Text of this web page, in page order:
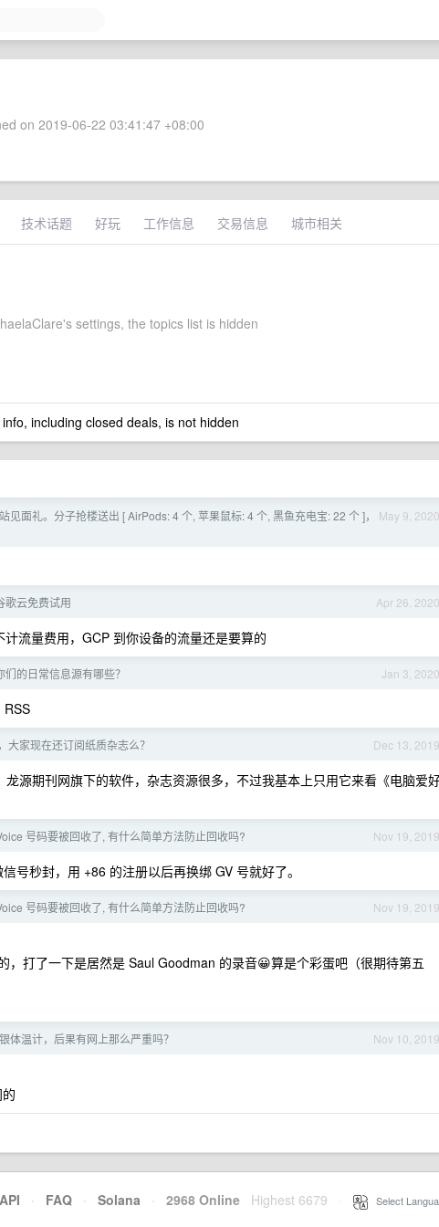
on 2019-06-22 03:41:47 +08:00
技术话题 好玩 工作信息 交易信息 城市相关
settings, the topics list is hidden
including closed deals, is not hidden
May 9, 2020
见面礼。分子抢楼送出 [ AirPods: 4 个, 苹果鼠标: 4 个, 黑鱼充电宝: 22 个 ]，
Apr 26, 2020
歌云免费试用
流量费用，GCP 到你设备的流量还是要算的
Jan 3, 2020
们的日常信息源有哪些？
RSS
Dec 13, 2019
大家现在还订阅纸质杂志么？
源期刊网旗下的软件，杂志资源很多，不过我基本上只用它来看《电脑爱
Nov 19, 2019
号码要被回收了, 有什么简单方法防止回收吗?
号秒封，用 +86 的注册以后再换绑 GV 号就好了。
Nov 19, 2019
号码要被回收了, 有什么简单方法防止回收吗?
，打了一下是居然是 Saul Goodman 的录音😀算是个彩蛋吧（很期待第五
Nov 10, 2019
体温计，后果有网上那么严重吗？
API · FAQ · Solana · 2968 Online Highest 6679 Select